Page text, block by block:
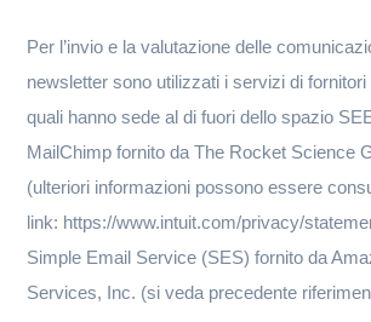
Per l’invio e la valutazione delle
newsletter sono utilizzati i servizi di
quali hanno sede al di fuori dello spazio
MailChimp fornito da The Rocket Science
(ulteriori informazioni possono essere
link: https://www.intuit.com/privacy/
Simple Email Service (SES) fornito da
Services, Inc. (si veda precedente